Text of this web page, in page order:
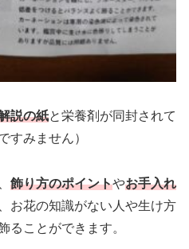
説の紙と栄養剤が同封されて
すみません）
飾り方のポイントやお手入れ
お花の知識がない人や生け方
ることができます。